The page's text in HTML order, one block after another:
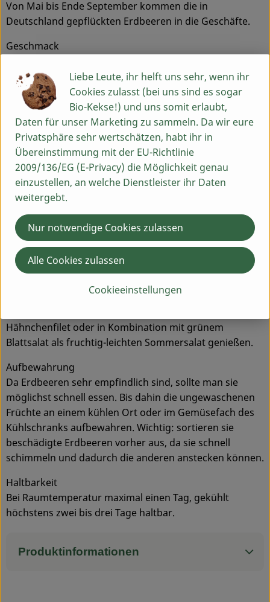
Von Mai bis Ende September kommen die in
Deutschland gepflückten Erdbeeren in die Geschäfte.
Geschmack
die Säure ist kaum spürbar. Leider sagt die Farbe der
Erdbeeren nichts über die Reife und damit den
Geschmack der Früchte aus, denn je nach Sorte ist die
Farbe der reifen Beeren eher hell- oder dunkelrot.
Wichtig ist nur, dass die Früchte möglichst durchgehend
rot gefärbt sind.
Verwendung
Die saftig-roten Früchte passen sowohl zu süßen, als
auch zu herzhaften Gerichten. Besonders gut
schmecken sie in süßen Rezepten in Kombination mit
Milchprodukten- egal, ob als Eis, Kuchen oder einfach
nur mit einem Klecks Sahne. Probieren Sie zum Beispiel
unsere Erdbeer-Joghurt-Torte! Daneben eignen sich
und als Püree zum Aufgießen mit Sekt. Man kann sie
Hähnchenfilet oder in Kombination mit grünem
Blattsalat als fruchtig-leichten Sommersalat genießen.
Aufbewahrung
Da Erdbeeren sehr empfindlich sind, sollte man sie
möglichst schnell essen. Bis dahin die ungewaschenen
Früchte an einem kühlen Ort oder im Gemüsefach des
Kühlschranks aufbewahren. Wichtig: sortieren sie
beschädigte Erdbeeren vorher aus, da sie schnell
schimmeln und dadurch die anderen anstecken können.
Haltbarkeit
Bei Raumtemperatur maximal einen Tag, gekühlt
höchstens zwei bis drei Tage haltbar.
Produktinformationen
Liebe Leute, ihr helft uns sehr, wenn ihr
Cookies zulasst (bei uns sind es sogar
Bio-Kekse!) und uns somit erlaubt,
Daten für unser Marketing zu sammeln. Da wir eure
Privatsphäre sehr wertschätzen, habt ihr in
Übereinstimmung mit der EU-Richtlinie
2009/136/EG (E-Privacy) die Möglichkeit genau
einzustellen, an welche Dienstleister ihr Daten
weitergebt.
Cookieeinstellungen
Nur notwendige Cookies zulassen
Alle Cookies zulassen